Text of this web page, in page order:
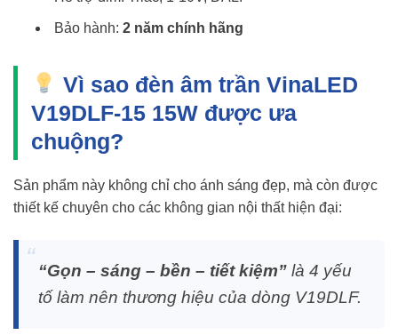
Bảo hành: 2 năm chính hãng
Vì sao đèn âm trần VinaLED
V19DLF-15 15W được ưa
chuộng?
Sản phẩm này không chỉ cho ánh sáng đẹp, mà còn được
thiết kế chuyên cho các không gian nội thất hiện đại:
“Gọn – sáng – bền – tiết kiệm” là 4 yếu
tố làm nên thương hiệu của dòng V19DLF.